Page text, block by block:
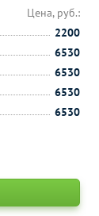
Цена, руб.:
2200
6530
6530
6530
6530